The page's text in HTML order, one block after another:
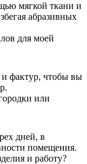
мягкой ткани и
абразивных
для моей
фактур, чтобы вы
или
дней, в
помещения.
и работу?